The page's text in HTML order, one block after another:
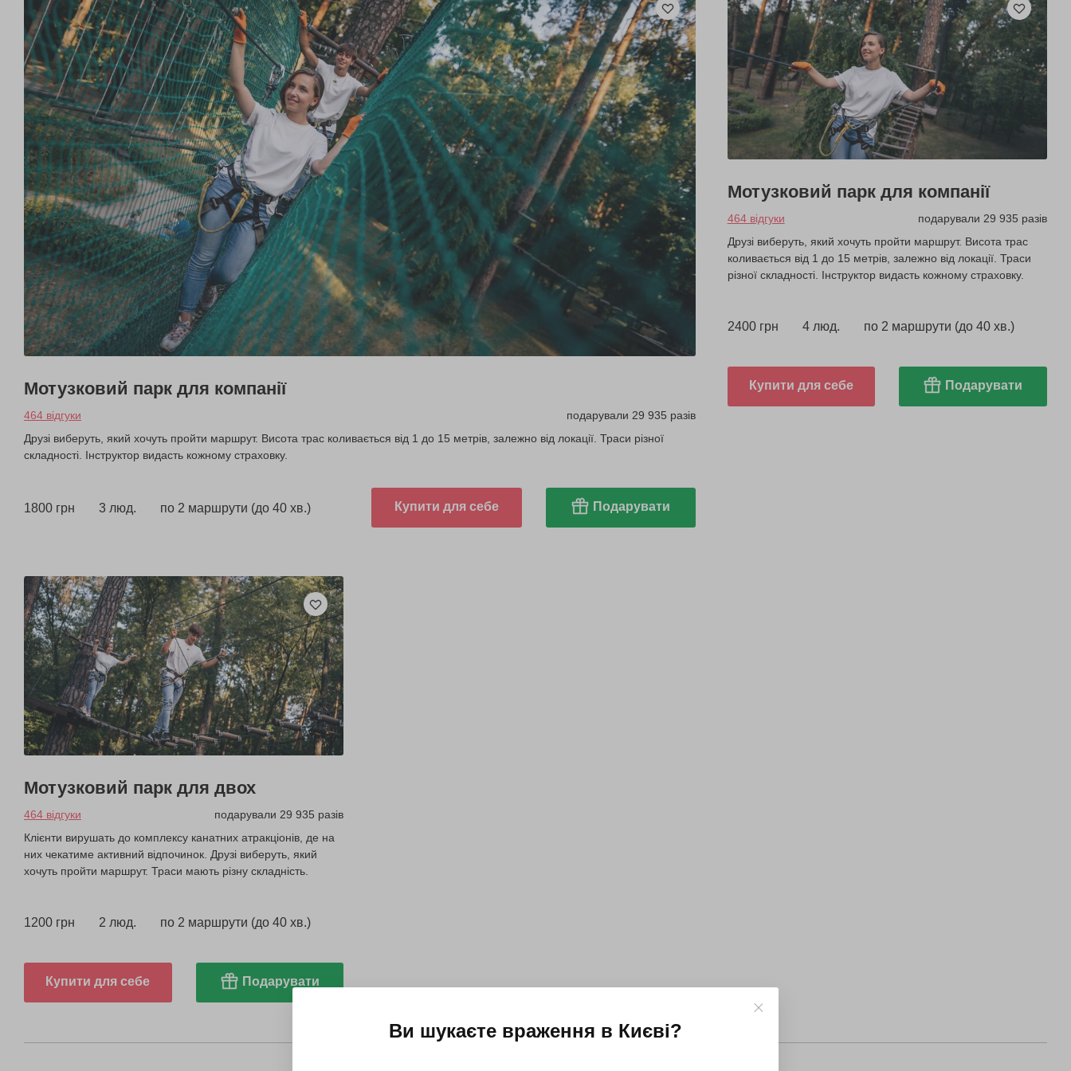
Мотузковий парк для компанії
464 відгуки
подарували 29 935 разів
Друзі виберуть, який хочуть пройти маршрут. Висота трас коливається від 1 до 15 метрів, залежно від локації. Траси різної
складності. Інструктор видасть кожному страховку.
1800 грн 3 люд. по 2 маршрути (до 40 хв.) Купити для себе Подарувати
Мотузковий парк для компанії
464 відгуки
подарували 29 935 разів
Друзі виберуть, який хочуть пройти маршрут. Висота трас
коливається від 1 до 15 метрів, залежно від локації. Траси
різної складності. Інструктор видасть кожному страховку.
2400 грн 4 люд. по 2 маршрути (до 40 хв.)
Купити для себе Подарувати
Мотузковий парк для двох
464 відгуки
подарували 29 935 разів
Клієнти вирушать до комплексу канатних атракціонів, де на
них чекатиме активний відпочинок. Друзі виберуть, який
хочуть пройти маршрут. Траси мають різну складність.
1200 грн 2 люд. по 2 маршрути (до 40 хв.)
Купити для себе Подарувати
Ви шукаєте враження в Києві?